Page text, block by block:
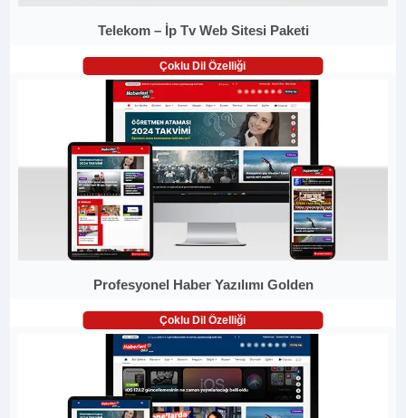
Telekom – İp Tv Web Sitesi Paketi
Çoklu Dil Özelliği
Profesyonel Haber Yazılımı Golden
Çoklu Dil Özelliği